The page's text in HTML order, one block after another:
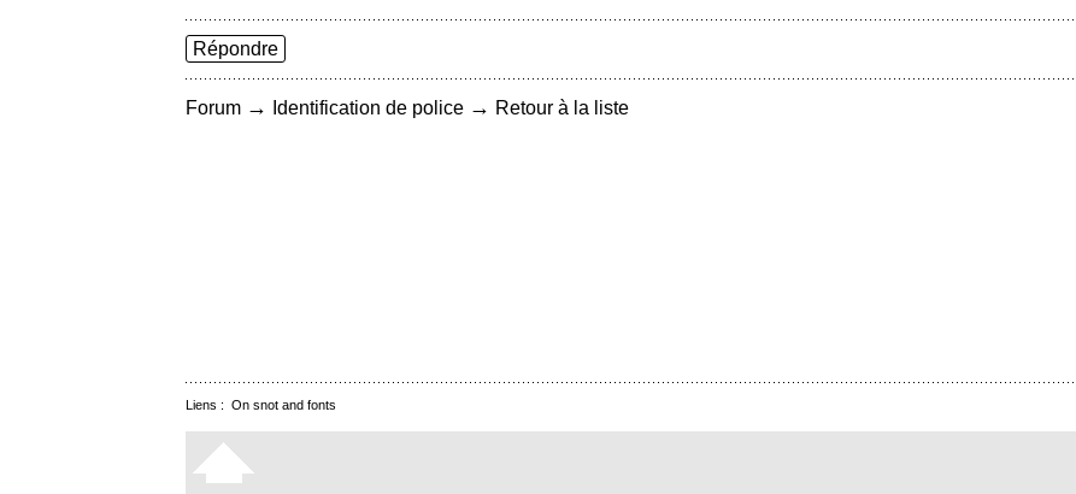
Répondre
Forum → Identification de police → Retour à la liste
Liens : On snot and fonts